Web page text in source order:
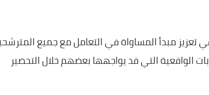
مبدأ المساواة في التعامل مع جميع
الواقعية التي قد يواجهها بعضهم خلال التحضير